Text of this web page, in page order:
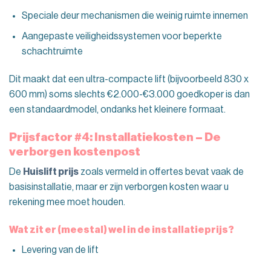
Speciale deur mechanismen die weinig ruimte innemen
Aangepaste veiligheidssystemen voor beperkte
schachtruimte
Dit maakt dat een ultra-compacte lift (bijvoorbeeld 830 x
600 mm) soms slechts €2.000-€3.000 goedkoper is dan
een standaardmodel, ondanks het kleinere formaat.
Prijsfactor #4: Installatiekosten – De
verborgen kostenpost
De Huislift prijs zoals vermeld in offertes bevat vaak de
basisinstallatie, maar er zijn verborgen kosten waar u
rekening mee moet houden.
Wat zit er (meestal) wel in de installatieprijs?
Levering van de lift